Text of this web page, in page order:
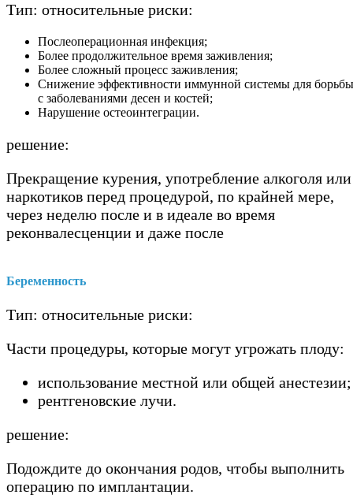
Тип: относительные риски:
Послеоперационная инфекция;
Более продолжительное время заживления;
Более сложный процесс заживления;
Снижение эффективности иммунной системы для борьбы
с заболеваниями десен и костей;
Нарушение остеоинтеграции.
решение:
Прекращение курения, употребление алкоголя или
наркотиков перед процедурой, по крайней мере,
через неделю после и в идеале во время
реконвалесценции и даже после
Беременность
Тип: относительные риски:
Части процедуры, которые могут угрожать плоду:
использование местной или общей анестезии;
рентгеновские лучи.
решение:
Подождите до окончания родов, чтобы выполнить
операцию по имплантации.